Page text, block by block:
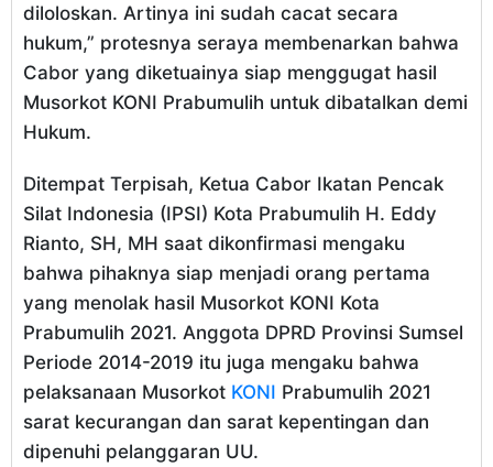
diloloskan. Artinya ini sudah cacat secara
hukum,” protesnya seraya membenarkan bahwa
Cabor yang diketuainya siap menggugat hasil
Musorkot KONI Prabumulih untuk dibatalkan demi
Hukum.
Ditempat Terpisah, Ketua Cabor Ikatan Pencak
Silat Indonesia (IPSI) Kota Prabumulih H. Eddy
Rianto, SH, MH saat dikonfirmasi mengaku
bahwa pihaknya siap menjadi orang pertama
yang menolak hasil Musorkot KONI Kota
Prabumulih 2021. Anggota DPRD Provinsi Sumsel
Periode 2014-2019 itu juga mengaku bahwa
pelaksanaan Musorkot KONI Prabumulih 2021
sarat kecurangan dan sarat kepentingan dan
dipenuhi pelanggaran UU.